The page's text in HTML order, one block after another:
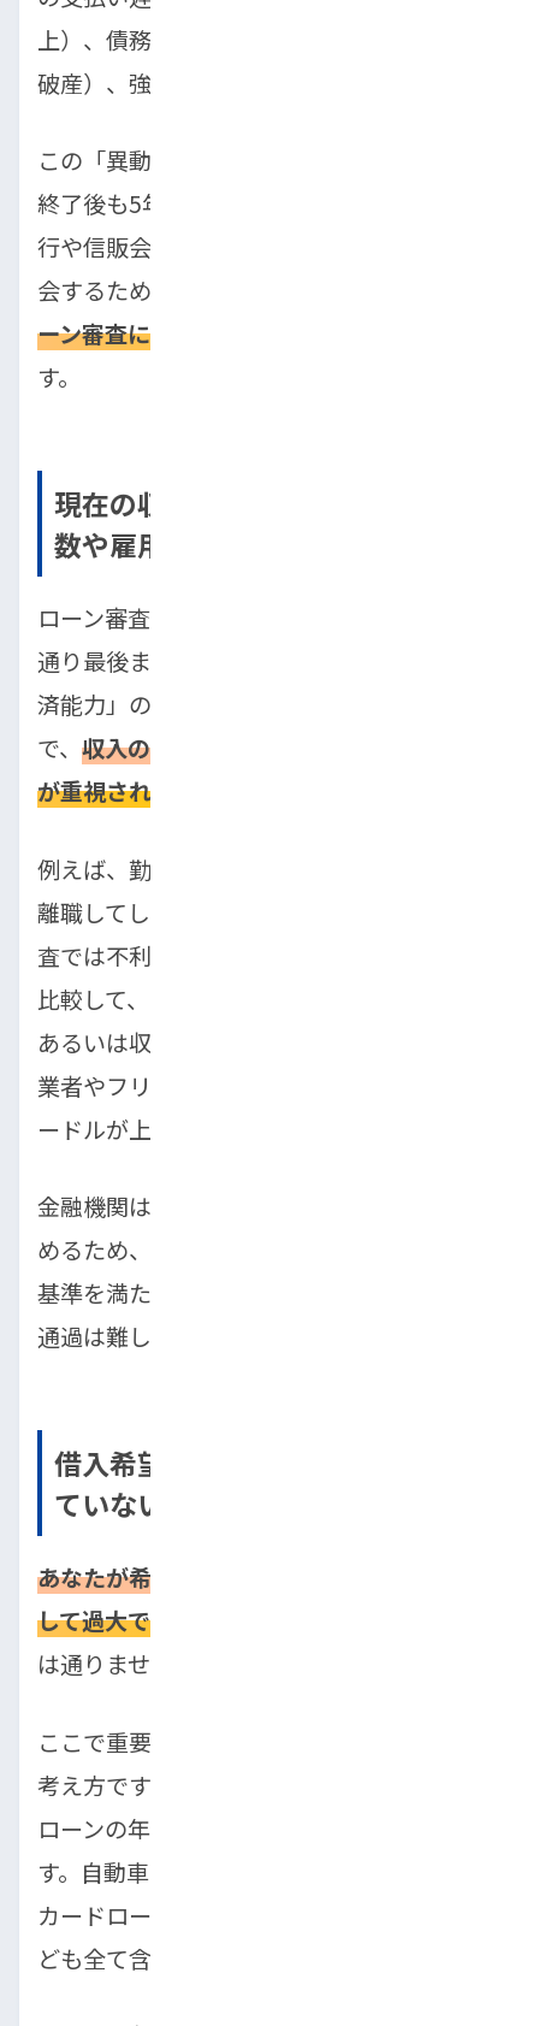
上）、債務整理（任意整理、個人再生、自己
破産）、強制解約などが該当します。
この「異動」情報が一度登録されると、契約
終了後も5年〜10年間は記録が残ります。銀
行や信販会社は、審査時にこの情報を必ず照
会するため、
ーン審査に通ることは極めて困難
す。
現在の収入が安定していない 勤続年
数や雇用形態
ローン審査の核心は、「貸したお金を、契約
通り最後まで返済してくれるか」という「返
済能力」の確認です。この返済能力を測る上
で、 収入の「金額」と同じくらい「安定性」
が重視されます。
例えば、勤続年数が1年未満の場合、すぐに
離職してしまうリスクがあると判断され、審
査では不利になりがちです。また、正社員と
比較して、パート、アルバイト、派遣社員、
あるいは収入が不安定と見なされがちな自営
業者やフリーランスは、それだけで審査のハ
ードルが上がることがあります。
金融機関は「継続的かつ安定的な収入」を求
めるため、現在の雇用形態や勤続年数がその
基準を満たしていないと判断されると、審査
通過は難しくなります。
借入希望額と年収のバランスが取れ
ていない
あなたが希望する借入額が、現在の年収に対
して過大であると判断された
は通りません。
ここで重要になるのが「返済負担率」という
考え方です。これは、年収に占めるすべての
ローンの年間総返済額の割合を示す数値で
す。自動車ローンだけでなく、住宅ローン、
カードローン、スマートフォンの分割払いな
ども全て含まれます。